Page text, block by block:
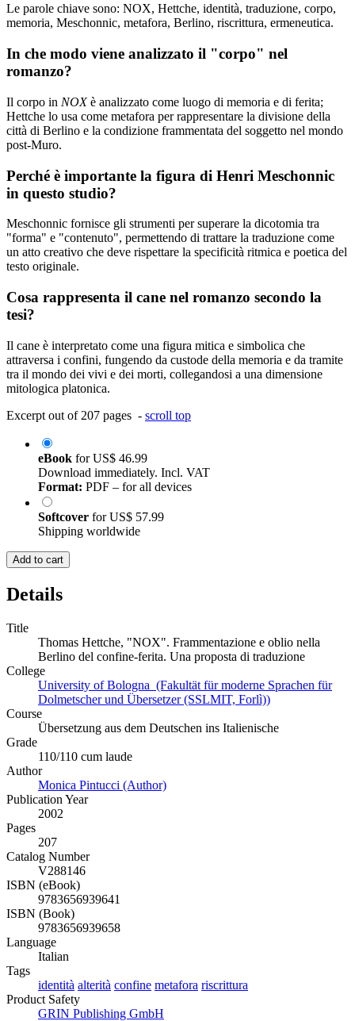
Le parole chiave sono: NOX, Hettche, identità, traduzione, corpo,
memoria, Meschonnic, metafora, Berlino, riscrittura, ermeneutica.
In che modo viene analizzato il "corpo" nel
romanzo?
Il corpo in NOXè analizzato come luogo di memoria e di ferita;
Hettche lo usa come metafora per rappresentare la divisione della
città di Berlino e la condizione frammentata del soggetto nel mondo
post-Muro.
Perché è importante la figura di Henri Meschonnic
in questo studio?
Meschonnic fornisce gli strumenti per superare la dicotomia tra
"forma" e "contenuto", permettendo di trattare la traduzione come
un atto creativo che deve rispettare la specificità ritmica e poetica del
testo originale.
Cosa rappresenta il cane nel romanzo secondo la
tesi?
Il cane è interpretato come una figura mitica e simbolica che
attraversa i confini, fungendo da custode della memoria e da tramite
tra il mondo dei vivi e dei morti, collegandosi a una dimensione
mitologica platonica.
Excerpt out of 207 pages - scroll top
eBook forUS$ 46.99
Download immediately. Incl. VAT
Format: PDF – for all devices
Softcover forUS$ 57.99
Shipping worldwide
Add to cart
Details
Title
Thomas Hettche, "NOX". Frammentazione e oblio nella
Berlino del confine-ferita. Una proposta di traduzione
College
University of Bologna (Fakultät für moderne Sprachen für
Dolmetscher und Übersetzer (SSLMIT, Forlì))
Course
Übersetzung aus dem Deutschen ins Italienische
Grade
110/110 cum laude
Author
Monica Pintucci (Author)
Publication Year
2002
Pages
207
Catalog Number
V288146
ISBN (eBook)
9783656939641
ISBN (Book)
9783656939658
Language
Italian
Tags
identità alterità confine metafora riscrittura
Product Safety
GRIN Publishing GmbH